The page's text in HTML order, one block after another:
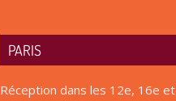
PARIS
Réception dans les 12e, 16e et